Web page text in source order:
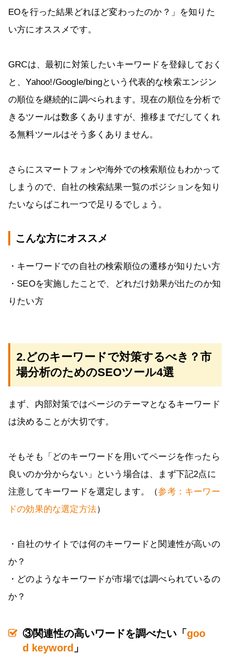
EOを行った結果どれほど変わったのか？」を知りた
い方にオススメです。
GRCは、最初に対策したいキーワードを登録しておく
と、Yahoo!/Google/bingという代表的な検索エンジン
の順位を継続的に調べられます。現在の順位を分析で
きるツールは数多くありますが、推移までだしてくれ
る無料ツールはそう多くありません。
さらにスマートフォンや海外での検索順位もわかって
しまうので、自社の検索結果一覧のポジションを知り
たいならばこれ一つで足りるでしょう。
こんな方にオススメ
・キーワードでの自社の検索順位の遷移が知りたい方
・SEOを実施したことで、どれだけ効果が出たのか知
りたい方
2.どのキーワードで対策するべき？市
場分析のためのSEOツール4選
まず、内部対策ではページのテーマとなるキーワード
は決めることが大切です。
そもそも「どのキーワードを用いてページを作ったら
良いのか分からない」という場合は、まず下記2点に
注意してキーワードを選定します。（参考：キーワー
ドの効果的な選定方法）
・自社のサイトでは何のキーワードと関連性が高いの
か？
・どのようなキーワードが市場では調べられているの
か？
③関連性の高いワードを調べたい「 goo
d keyword 」